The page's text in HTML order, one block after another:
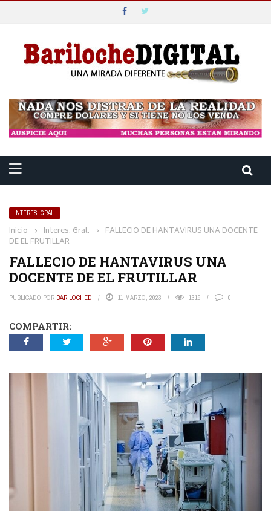
INTERES. GRAL.
Inicio › Interes. Gral. › FALLECIO DE HANTAVIRUS UNA DOCENTE
DE EL FRUTILLAR
FALLECIO DE HANTAVIRUS UNA
DOCENTE DE EL FRUTILLAR
PUBLICADO POR BARILOCHED 11 MARZO, 2023 1319 0
COMPARTIR: